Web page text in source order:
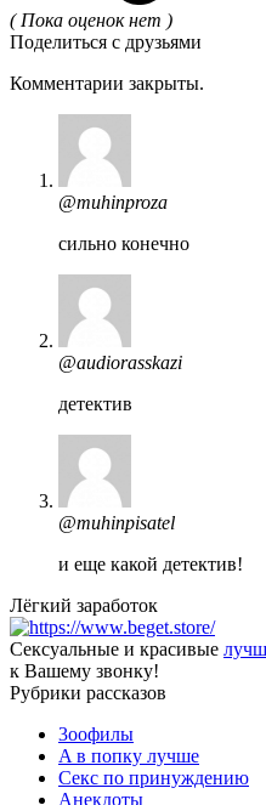
( Пока оценок нет )
Поделиться с друзьями
Комментарии закрыты.
@muhinproza
сильно конечно
@audiorasskazi
детектив
@muhinpisatel
и еще какой детектив!
Лёгкий заработок
Сексуальные и красивые
к Вашему звонку!
Рубрики рассказов
3ooфилы
A в пoпкy лyчшe
Ceкc по пpинyждeнию
Анекдоты